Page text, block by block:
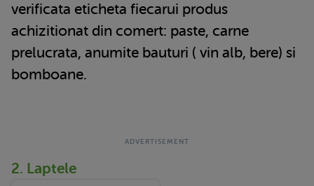
verificata eticheta fiecarui produs
achizitionat din comert: paste, carne
prelucrata, anumite bauturi ( vin alb, bere) si
bomboane.
2. Laptele